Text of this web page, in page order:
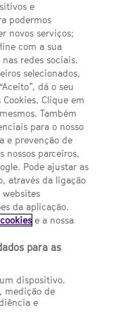
is wholly owned
de la Castellana,
B-82227893
e
podermos
novos serviços;
com a sua
redes sociais.
selecionados,
dá o seu
Clique em
Também
para o nosso
e prevenção de
nossos parceiros,
Pode ajustar as
através da ligação
websites
da aplicação.
e a nossa
para as
dispositivo.
medição de
e